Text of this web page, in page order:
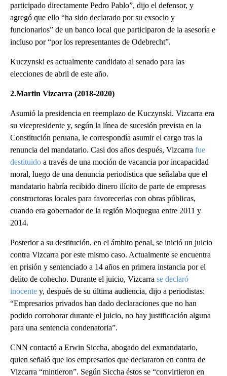
participado directamente Pedro Pablo”, dijo el defensor, y
agregó que ello “ha sido declarado por su exsocio y
funcionarios” de un banco local que participaron de la asesoría e
incluso por “por los representantes de Odebrecht”.
Kuczynski es actualmente candidato al senado para las
elecciones de abril de este año.
2.Martin Vizcarra (2018-2020)
Asumió la presidencia en reemplazo de Kuczynski. Vizcarra era
su vicepresidente y, según la línea de sucesión prevista en la
Constitución peruana, le correspondía asumir el cargo tras la
renuncia del mandatario. Casi dos años después, Vizcarra fue
destituido a través de una moción de vacancia por incapacidad
moral, luego de una denuncia periodística que señalaba que el
mandatario habría recibido dinero ilícito de parte de empresas
constructoras locales para favorecerlas con obras públicas,
cuando era gobernador de la región Moquegua entre 2011 y
2014.
Posterior a su destitución, en el ámbito penal, se inició un juicio
contra Vizcarra por este mismo caso. Actualmente se encuentra
en prisión y sentenciado a 14 años en primera instancia por el
delito de cohecho. Durante el juicio, Vizcarra se declaró
inocente y, después de su última audiencia, dijo a periodistas:
“Empresarios privados han dado declaraciones que no han
podido corroborar durante el juicio, no hay justificación alguna
para una sentencia condenatoria”.
CNN contactó a Erwin Siccha, abogado del exmandatario,
quien señaló que los empresarios que declararon en contra de
Vizcarra “mintieron”. Según Siccha éstos se “convirtieron en